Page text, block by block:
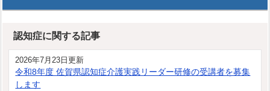
認知症に関する記事
2026年7月23日更新
令和8年度 佐賀県認知症介護実践リーダー研修の受講者を募集
します